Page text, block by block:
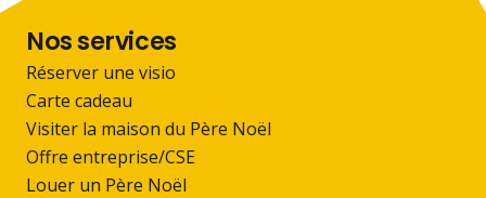
Nos services
Réserver une visio
Carte cadeau
Visiter la maison du Père Noël
Offre entreprise/CSE
Louer un Père Noël